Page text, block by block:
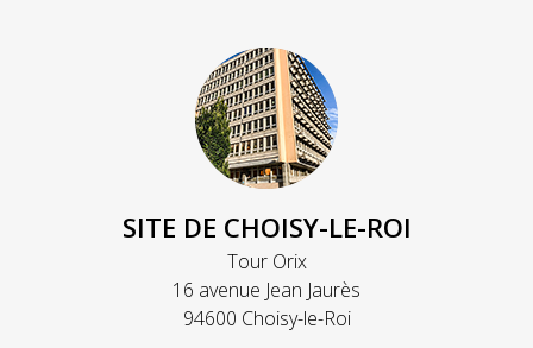
SITE DE CHOISY-LE-ROI
Tour Orix
16 avenue Jean Jaurès
94600 Choisy-le-Roi